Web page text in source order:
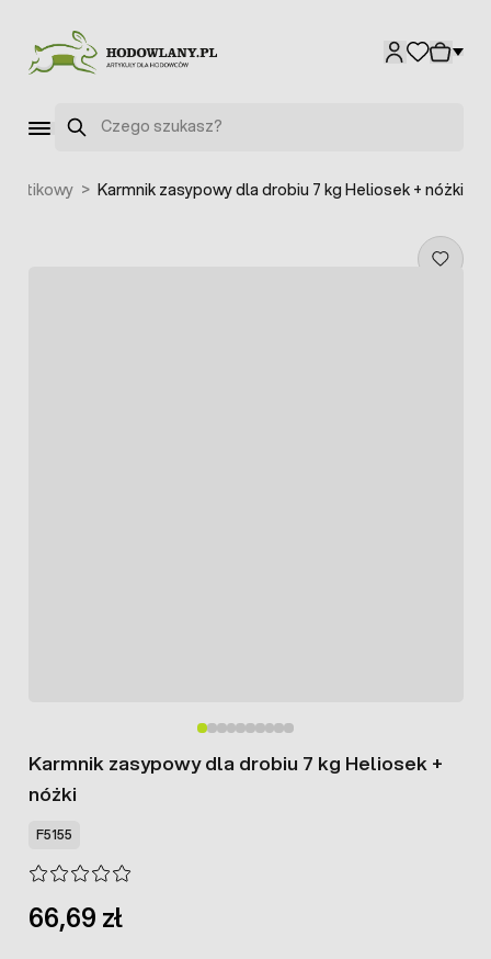
Szukaj
> Karmnik zasypowy dla drobiu 7 kg Heliosek + nóżki
Karmnik zasypowy dla drobiu 7 kg Heliosek +
nóżki
F5155
66,69 zł